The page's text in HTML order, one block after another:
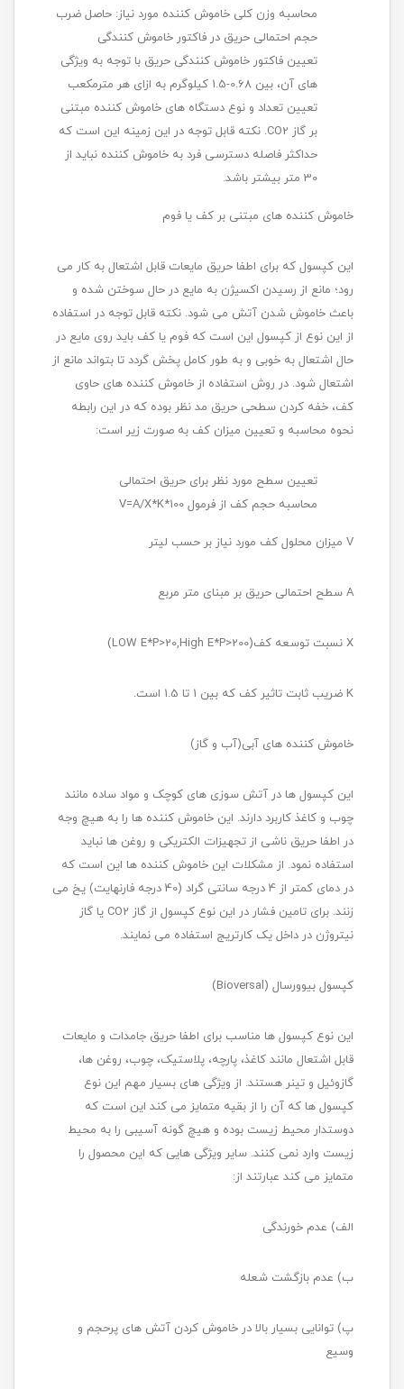
محاسبه وزن کلی خاموش کننده مورد نیاز: حاصل ضرب
حجم احتمالی حریق در فاکتور خاموش کنندگی
تعیین فاکتور خاموش کنندگی حریق با توجه به ویژگی
های آن، بین 0.68-1.5 کیلوگرم به ازای هر مترمکعب
تعیین تعداد و نوع دستگاه های خاموش کننده مبتنی
بر گاز CO2. نکته قابل توجه در این زمینه این است که
حداکثر فاصله دسترسی فرد به خاموش کننده نباید از
30 متر بیشتر باشد.
خاموش کننده های مبتنی بر کف یا فوم
این کپسول که برای اطفا حریق مایعات قابل اشتعال به کار می
رود؛ مانع از رسیدن اکسیژن به مایع در حال سوختن شده و
باعث خاموش شدن آتش می شود. نکته قابل توجه در استفاده
از این نوع از کپسول این است که فوم یا کف باید روی مایع در
حال اشتعال به خوبی و به طور کامل پخش گردد تا بتواند مانع از
اشتعال شود. در روش استفاده از خاموش کننده های حاوی
کف، خفه کردن سطحی حریق مد نظر بوده که در این رابطه
نحوه محاسبه و تعیین میزان کف به صورت زیر است:
تعیین سطح مورد نظر برای حریق احتمالی
محاسبه حجم کف از فرمول V=A/X*K*100
V میزان محلول کف مورد نیاز بر حسب لیتر
A سطح احتمالی حریق بر مبنای متر مربع
X نسبت توسعه کف(LOW E*P>20,High E*P>200)
K ضریب ثابت تاثیر کف که بین 1 تا 1.5 است.
خاموش کننده های آبی(آب و گاز)
این کپسول ها در آتش سوزی های کوچک و مواد ساده مانند
چوب و کاغذ کاربرد دارند. این خاموش کننده ها را به هیچ وجه
در اطفا حریق ناشی از تجهیزات الکتریکی و روغن ها نباید
استفاده نمود. از مشکلات این خاموش کننده ها این است که
در دمای کمتر از 4 درجه سانتی گراد (40 درجه فارنهایت) یخ می
زنند. برای تامین فشار در این نوع کپسول از گاز CO2 یا گاز
نیتروژن در داخل یک کارتریج استفاده می نمایند.
کپسول بیوورسال (Bioversal)
این نوع کپسول ها مناسب برای اطفا حریق جامدات و مایعات
قابل اشتعال مانند کاغذ، پارچه، پلاستیک، چوب، روغن ها،
گازوئیل و تینر هستند. از ویژگی های بسیار مهم این نوع
کپسول ها که آن را از بقیه متمایز می کند این است که
دوستدار محیط زیست بوده و هیچ گونه آسیبی را به محیط
زیست وارد نمی کنند. سایر ویژگی هایی که این محصول را
متمایز می کند عبارتند از:
الف) عدم خورندگی
ب) عدم بازگشت شعله
پ) توانایی بسیار بالا در خاموش کردن آتش های پرحجم و
وسیع